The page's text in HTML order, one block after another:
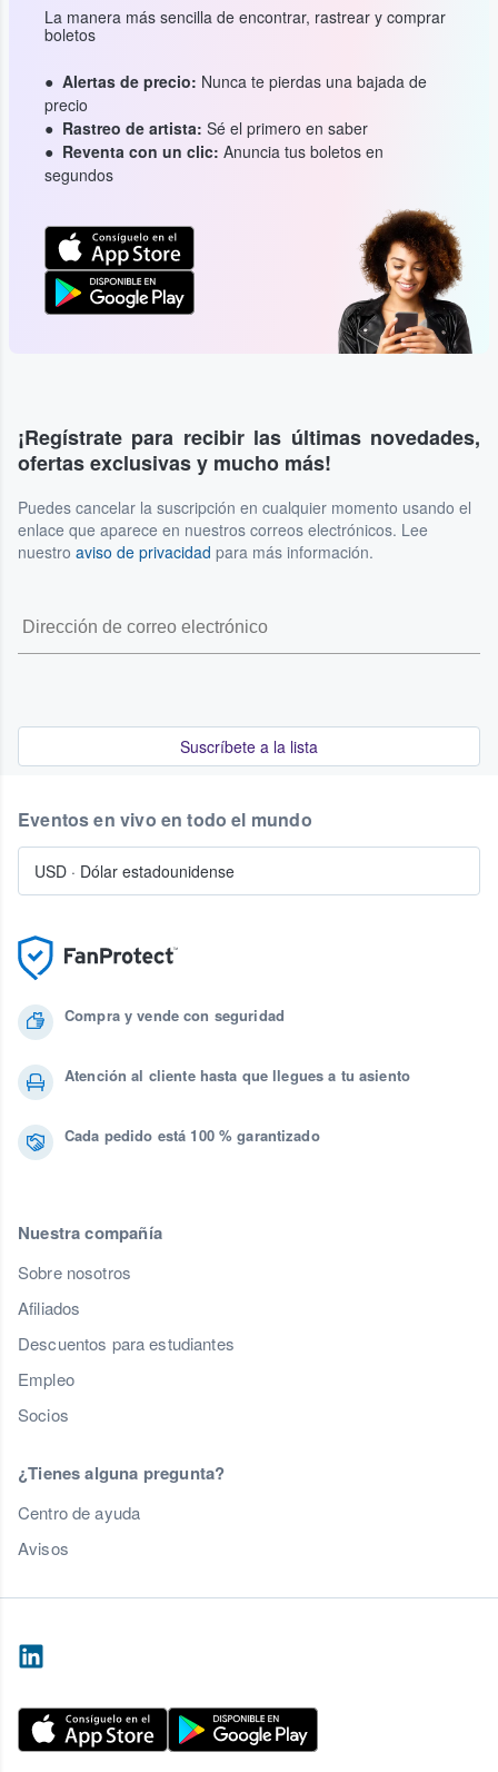
La manera más sencilla de encontrar, rastrear y comprar
boletos
Alertas de precio: Nunca te pierdas una bajada de
precio
Rastreo de artista: Sé el primero en saber
Reventa con un clic: Anuncia tus boletos en
segundos
¡Regístrate para recibir las últimas novedades,
ofertas exclusivas y mucho más!
Puedes cancelar la suscripción en cualquier momento usando el
enlace que aparece en nuestros correos electrónicos. Lee
nuestro aviso de privacidad para más información.
Suscríbete a la lista
Compra y vende con seguridad
Atención al cliente hasta que llegues a tu asiento
Cada pedido está 100 % garantizado
Nuestra compañía
Sobre nosotros
Afiliados
Descuentos para estudiantes
Empleo
Socios
¿Tienes alguna pregunta?
Centro de ayuda
Avisos
Eventos en vivo en todo el mundo
USD · Dólar estadounidense